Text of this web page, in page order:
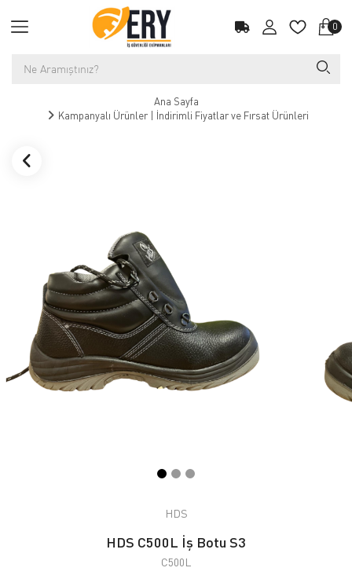
0
Ana Sayfa
Kampanyalı Ürünler | İndirimli Fiyatlar ve Fırsat Ürünleri
HDS
HDS C500L İş Botu S3
C500L